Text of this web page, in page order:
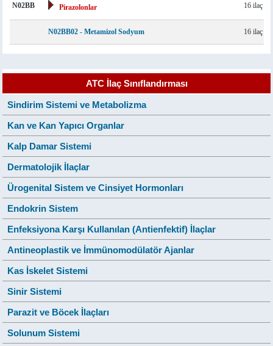
N02BB Pirazolonlar 16 ilaç
N02BB02 - Metamizol Sodyum 16 ilaç
ATC İlaç Sınıflandırması
Sindirim Sistemi ve Metabolizma
Kan ve Kan Yapıcı Organlar
Kalp Damar Sistemi
Dermatolojik İlaçlar
Ürogenital Sistem ve Cinsiyet Hormonları
Endokrin Sistem
Enfeksiyona Karşı Kullanılan (Antienfektif) İlaçlar
Antineoplastik ve İmmünomodülatör Ajanlar
Kas İskelet Sistemi
Sinir Sistemi
Parazit ve Böcek İlaçları
Solunum Sistemi